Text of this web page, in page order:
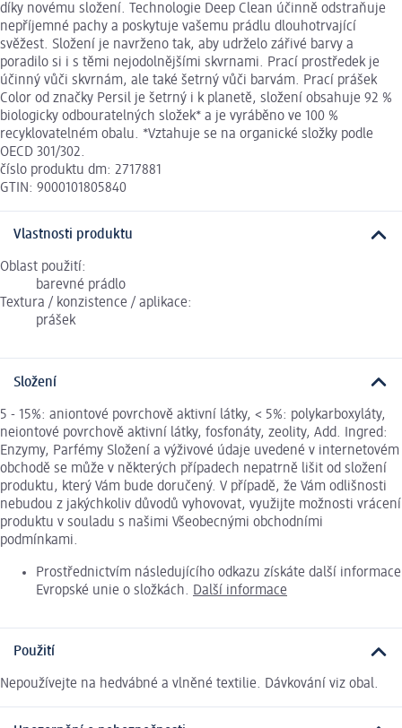
díky novému složení. Technologie Deep Clean účinně odstraňuje
nepříjemné pachy a poskytuje vašemu prádlu dlouhotrvající
svěžest. Složení je navrženo tak, aby udrželo zářivé barvy a
poradilo si i s těmi nejodolnějšími skvrnami. Prací prostředek je
účinný vůči skvrnám, ale také šetrný vůči barvám. Prací prášek
Color od značky Persil je šetrný i k planetě, složení obsahuje 92 %
biologicky odbouratelných složek* a je vyráběno ve 100 %
recyklovatelném obalu. *Vztahuje se na organické složky podle
OECD 301/302.
číslo produktu dm: 2717881
GTIN: 9000101805840
Vlastnosti produktu
Oblast použití:
barevné prádlo
Textura / konzistence / aplikace:
prášek
Složení
5 - 15%: aniontové povrchově aktivní látky, < 5%: polykarboxyláty,
neiontové povrchově aktivní látky, fosfonáty, zeolity, Add. Ingred:
Enzymy, Parfémy Složení a výživové údaje uvedené v internetovém
obchodě se může v některých případech nepatrně lišit od složení
produktu, který Vám bude doručený. V případě, že Vám odlišnosti
nebudou z jakýchkoliv důvodů vyhovovat, využijte možnosti vrácení
produktu v souladu s našimi Všeobecnými obchodními
podmínkami.
Prostřednictvím následujícího odkazu získáte další informace
Evropské unie o složkách. Další informace
Použití
Nepoužívejte na hedvábné a vlněné textilie. Dávkování viz obal.